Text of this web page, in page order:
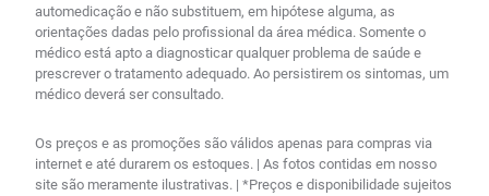
automedicação e não substituem, em hipótese alguma, as
orientações dadas pelo profissional da área médica. Somente o
médico está apto a diagnosticar qualquer problema de saúde e
prescrever o tratamento adequado. Ao persistirem os sintomas, um
médico deverá ser consultado.
Os preços e as promoções são válidos apenas para compras via
internet e até durarem os estoques. | As fotos contidas em nosso
site são meramente ilustrativas. | *Preços e disponibilidade sujeitos